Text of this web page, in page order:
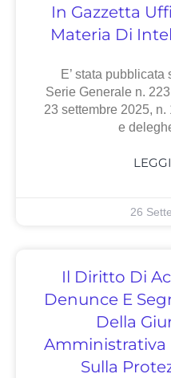
In Gazzetta
Materia Di
E’ stata
Serie Generale n.
23 settembre 2025,
e
26
Il Diritto Di
Denunce E
Della
Amministrativa
Sulla